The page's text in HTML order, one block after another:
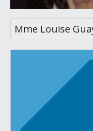
Mme Louise